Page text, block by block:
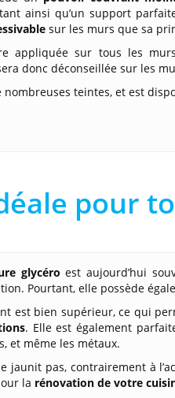
ainsi qu’un support
sur les murs que sa
appliquée sur tous les
donc déconseillée sur les
nombreuses teintes, et est
pour
glycéroest aujourd’hui
Pourtant, elle possède
est bien supérieur, ce qui
. Elle est également
et même les métaux.
jaunit pas, contrairement à
la rénovation de votre